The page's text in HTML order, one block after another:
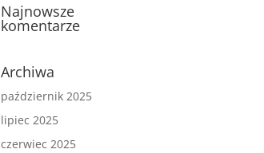
Najnowsze
komentarze
Archiwa
październik 2025
lipiec 2025
czerwiec 2025